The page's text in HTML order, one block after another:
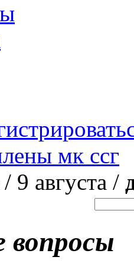
мк ссг
9 августа /
вопросы